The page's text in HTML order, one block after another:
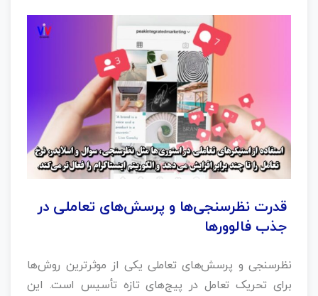
قدرت نظرسنجی‌ها و پرسش‌های تعاملی در
جذب فالوورها
نظرسنجی و پرسش‌های تعاملی یکی از موثرترین روش‌ها
برای تحریک تعامل در پیج‌های تازه‌ تأسیس است. این